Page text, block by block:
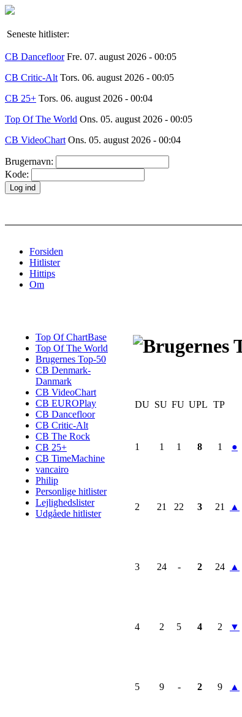
Seneste hitlister:
CB Dancefloor Fre. 07. august 2026 - 00:05
CB Critic-Alt Tors. 06. august 2026 - 00:05
CB 25+ Tors. 06. august 2026 - 00:04
Top Of The World Ons. 05. august 2026 - 00:05
CB VideoChart Ons. 05. august 2026 - 00:04
Brugernavn:
Kode:
Forsiden
Hitlister
Hittips
Om
Top Of ChartBase
Top Of The World
Brugernes Top-50
CB Denmark-
Danmark
CB VideoChart
CB EUROPlay
CB Dancefloor
CB Critic-Alt
CB The Rock
CB 25+
CB TimeMachine
vancairo
Philip
Personlige hitlister
Lejlighedslister
Udgåede hitlister
DU SU FU UPL TP
1 1 1 8 1 ●
2 21 22 3 21 ▲
3 24 - 2 24 ▲
4 2 5 4 2 ▼
5 9 - 2 9 ▲